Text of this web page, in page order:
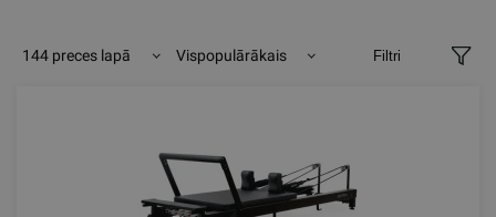
144 preces lapā Vispopulārākais Filtri